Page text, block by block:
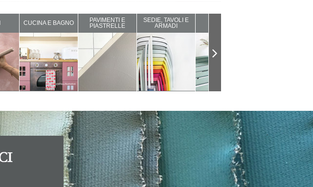
CUCINA E BAGNO
PAVIMENTI E
PIASTRELLE
SEDIE, TAVOLI E
ARMADI